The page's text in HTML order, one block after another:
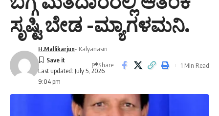
ಸೃಷ್ಟಿ ಬೇಡ -ಮ್ಯಾಗಳಮನಿ.
Last updated: July 5, 2026
9:04 pm
H.Mallikarjun- Kalyanasiri
Share 1 Min Read